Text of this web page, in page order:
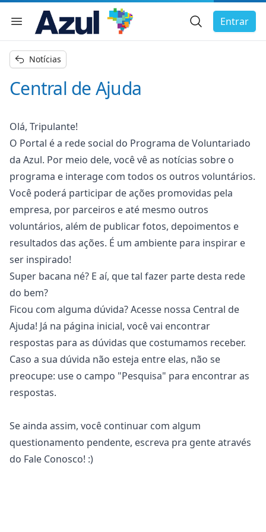
Menu de navegação
Busca Geral
Entrar
menu
Notícias
Central de Ajuda
Olá, Tripulante!
O Portal é a rede social do Programa de Voluntariado
da Azul. Por meio dele, você vê as notícias sobre o
programa e interage com todos os outros voluntários.
Você poderá participar de ações promovidas pela
empresa, por parceiros e até mesmo outros
voluntários, além de publicar fotos, depoimentos e
resultados das ações. É um ambiente para inspirar e
ser inspirado!
Super bacana né? E aí, que tal fazer parte desta rede
do bem?
Ficou com alguma dúvida? Acesse nossa Central de
Ajuda! Já na página inicial, você vai encontrar
respostas para as dúvidas que costumamos receber.
Caso a sua dúvida não esteja entre elas, não se
preocupe: use o campo "Pesquisa" para encontrar as
respostas.
Se ainda assim, você continuar com algum
questionamento pendente, escreva pra gente através
do Fale Conosco! :)